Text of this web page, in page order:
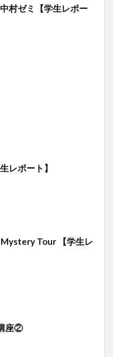
村ゼミ【学生レポー
ポート】
Tour 【学生レ
座②